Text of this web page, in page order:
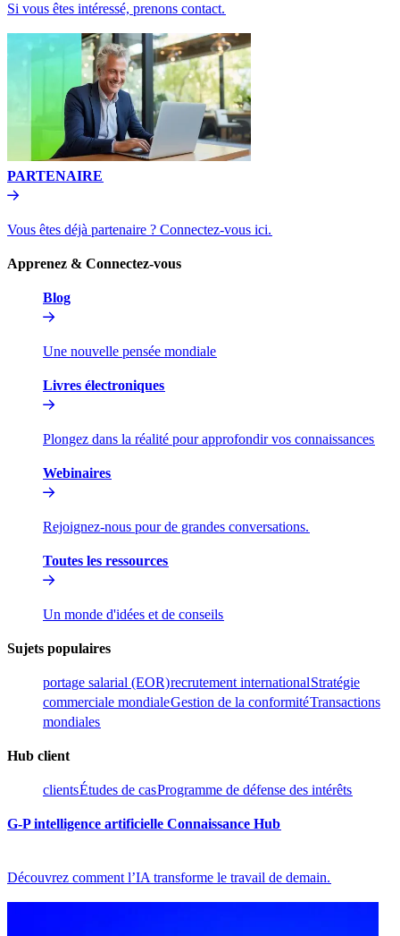
Si vous êtes intéressé, prenons contact.​​
PARTENAIRE​​
Vous êtes déjà partenaire ? Connectez-vous ici.​​
Apprenez & Connectez-vous​​
Blog​​
Une nouvelle pensée mondiale​​
Livres électroniques​​
Plongez dans la réalité pour approfondir vos connaissances​​
Webinaires​​
Rejoignez-nous pour de grandes conversations.​​
Toutes les ressources​​
Un monde d'idées et de conseils​​
Sujets populaires​​
portage salarial (EOR)​​recrutement international​​Stratégie
commerciale mondiale​​Gestion de la conformité​​Transactions
mondiales​​
Hub client​​
clients​​Études de cas​​Programme de défense des intérêts​​
G-P intelligence artificielle Connaissance Hub​​
Découvrez comment l’IA transforme le travail de demain.​​